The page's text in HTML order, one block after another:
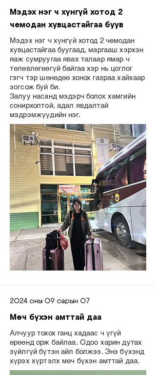
Мэдэх нэг ч хүнгүй хотод 2
чемодан хувцастайгаа буув
Мэдэх нэг ч хүнгүй хотод 2 чемодан
хувцастайгаа буугаад, маргааш хэрхэн
яаж сумруугаа явах талаар ямар ч
төлөвлөгөөгүй байгаа хэр нь цоглог
гэгч тэр шөнөдөө хонох газраа хайхаар
зогсож буй би.
Залуу насанд мэдэрч болох хамгийн
сонирхолтой, адал явдалтай
мэдрэмжүүдийн нэг.
2024 оны 09 сарын 07
Мөч бүхэн амттай даа
Алчуур тохох ганц хадаас ч үгүй
өрөөнд орж байлаа. Одоо харин дутах
зүйлгүй бүтэн айл болжээ. Энэ бүхэнд
хүрэх хүртэлх мөч бүхэн амттай даа.